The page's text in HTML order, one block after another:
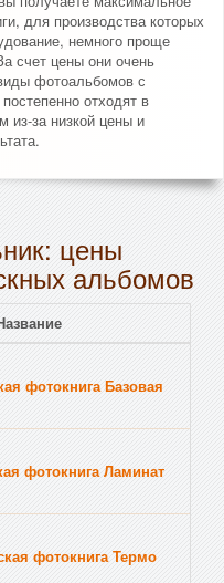
для производства которых
немного проще
счет цены они очень
фотоальбомов с
отходят в
из-за низкой цены и
цены
альбомов
фотокнига Базовая
фотокнига Ламинат
фотокнига Термо